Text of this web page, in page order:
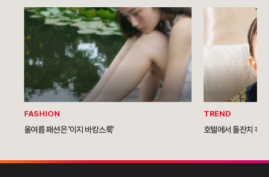
FASHION
올여름 패션은 '이지 바캉스룩'
TREND
호텔에서 돌잔치 하